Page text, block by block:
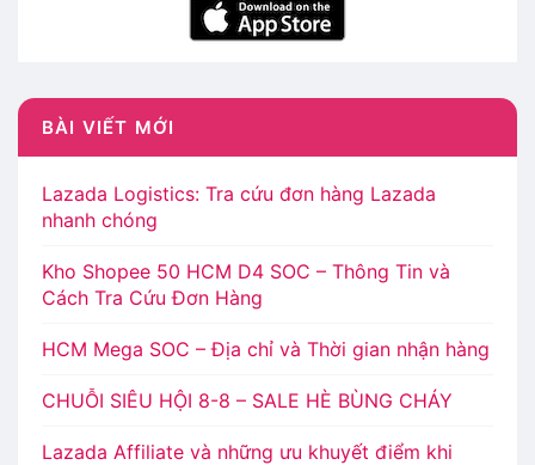
BÀI VIẾT MỚI
Lazada Logistics: Tra cứu đơn hàng Lazada
nhanh chóng
Kho Shopee 50 HCM D4 SOC – Thông Tin và
Cách Tra Cứu Đơn Hàng
HCM Mega SOC – Địa chỉ và Thời gian nhận hàng
CHUỖI SIÊU HỘI 8-8 – SALE HÈ BÙNG CHÁY
Lazada Affiliate và những ưu khuyết điểm khi